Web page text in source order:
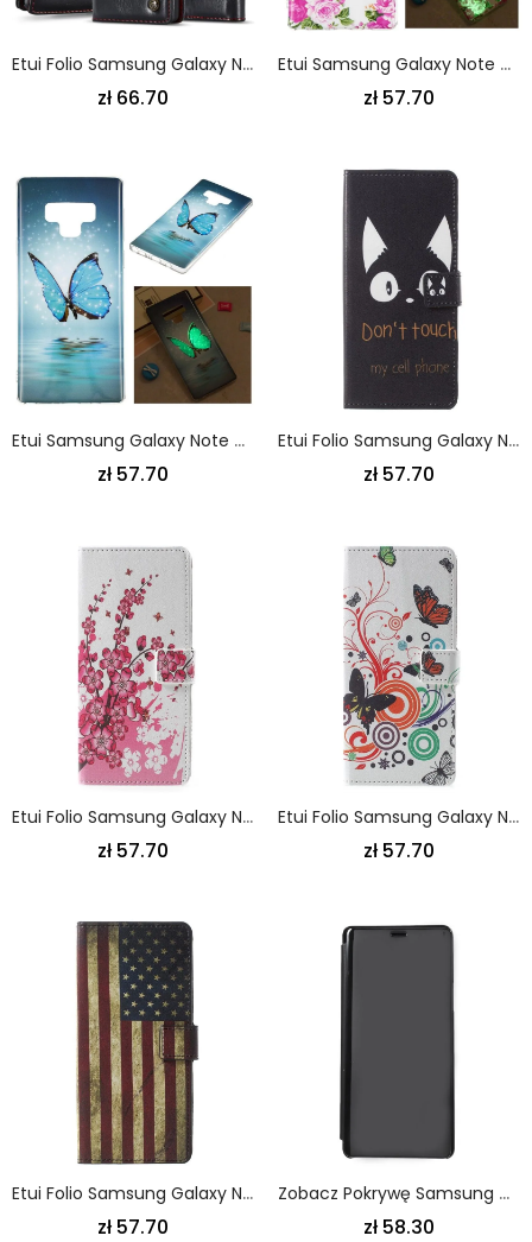
Etui Folio Samsung Galaxy Note 9 Biały Czarny Caseme Imitująca Skórę Woskowaną
zł 66.70
Etui Samsung Galaxy Note 9 Fluorescencyjne Kwiaty Wolności Etui Ochronne
zł 57.70
Etui Samsung Galaxy Note 9 Fluorescencyjny Niebieski Motyl Etui Ochronne
zł 57.70
Etui Folio Samsung Galaxy Note 9 Nie Dotykaj Mojego Telefonu Komórkowego
zł 57.70
Etui Folio Samsung Galaxy Note 9 Różowy Magenta Tropikalne Kwiaty Etui Ochronne
zł 57.70
Etui Folio Samsung Galaxy Note 9 Fioletowy Motyle I Kwiaty Etui Ochronne
zł 57.70
Etui Folio Samsung Galaxy Note 9 Flaga Usa Etui Ochronne
zł 57.70
Zobacz Pokrywę Samsung Galaxy Note 9 Fioletowy Czarny Lustro I Efekt Skóry
zł 58.30